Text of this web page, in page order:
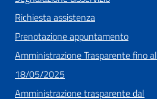
Richiesta assistenza
Prenotazione appuntamento
Amministrazione Trasparente fino al
18/05/2025
Amministrazione trasparente dal